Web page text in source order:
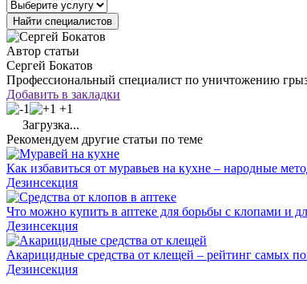
Автор статьи
Сергей Бокатов
Профессиональный специалист по уничтожению
Добавить в закладки
+1
Загрузка...
Рекомендуем другие статьи по теме
Как избавиться от муравьев на кухне – народные
Дезинсекция
Что можно купить в аптеке для борьбы с клопами и
Дезинсекция
Акарицидные средства от клещей – рейтинг самых
Дезинсекция